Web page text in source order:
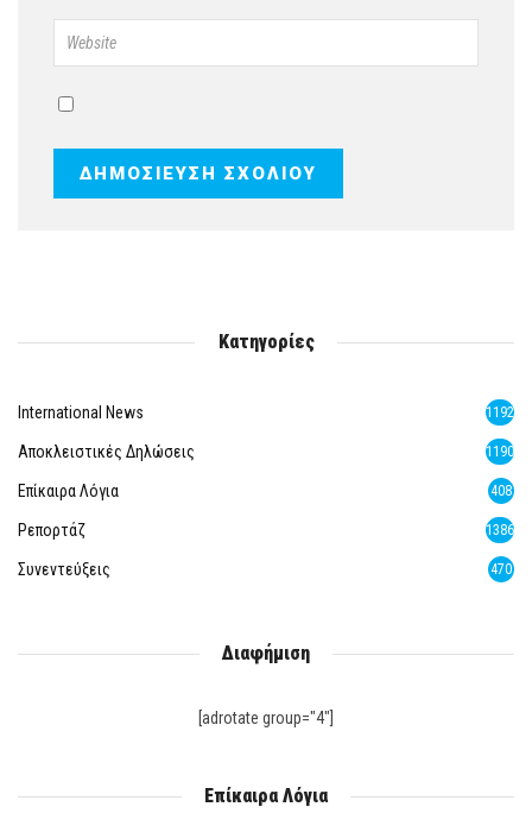
Κατηγορίες
International News 1192
Αποκλειστικές Δηλώσεις 1190
Επίκαιρα Λόγια 408
Ρεπορτάζ 1386
Συνεντεύξεις 470
Διαφήμιση
[adrotate group="4"]
Επίκαιρα Λόγια